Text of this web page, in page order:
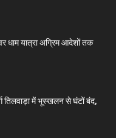
धाम यात्रा अग्रिम आदेशों तक
तिलवाड़ा में भूस्खलन से घंटों बंद,